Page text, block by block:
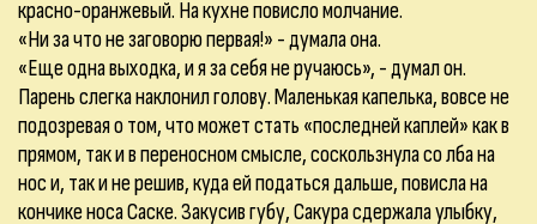
красно-оранжевый. На кухне повисло молчание.
«Ни за что не заговорю первая!» - думала она.
«Еще одна выходка, и я за себя не ручаюсь», - думал он.
Парень слегка наклонил голову. Маленькая капелька, вовсе не
подозревая о том, что может стать «последней каплей» как в
прямом, так и в переносном смысле, соскользнула со лба на
нос и, так и не решив, куда ей податься дальше, повисла на
кончике носа Саске. Закусив губу, Сакура сдержала улыбку,